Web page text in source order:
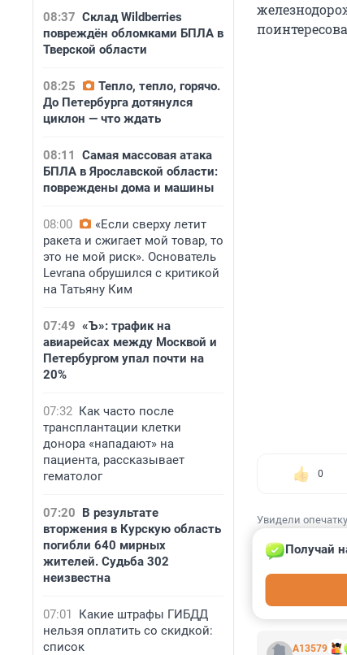
08:37 Склад Wildberries
повреждён обломками БПЛА в
Тверской области
08:25
Тепло, тепло, горячо.
До Петербурга дотянулся
циклон — что ждать
08:11
Самая массовая атака
БПЛА в Ярославской области:
повреждены дома и машины
08:00
«Если сверху летит
ракета и сжигает мой товар, то
это не мой риск». Основатель
Levrana обрушился с критикой
на Татьяну Ким
07:49 «Ъ»: трафик на
авиарейсах между Москвой и
Петербургом упал почти на
20%
07:32 Как часто после
трансплантации клетки
донора «нападают» на
пациента, рассказывает
гематолог
07:20 В результате
вторжения в Курскую область
погибли 640 мирных
жителей. Судьба 302
неизвестна
07:01
Какие штрафы ГИБДД
нельзя оплатить со скидкой:
список
0
Увидели
А13579
Получай